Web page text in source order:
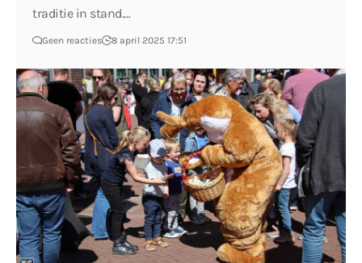
traditie in stand.…
Geen reacties 8 april 2025 17:51